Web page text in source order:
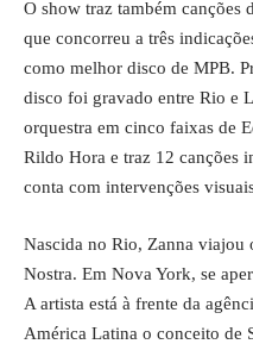
O show traz também canções
que concorreu a três
como melhor disco de MPB.
disco foi gravado entre Rio e
orquestra em cinco faixas de
Rildo Hora e traz 12 canções
conta com intervenções
Nascida no Rio, Zanna viajou
Nostra. Em Nova York, se
A artista está à frente da
América Latina o conceito de